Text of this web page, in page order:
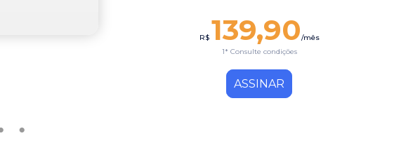
R$ 139,90/mês
1* Consulte condições
ASSINAR